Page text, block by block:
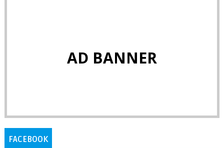
AD BANNER
FACEBOOK